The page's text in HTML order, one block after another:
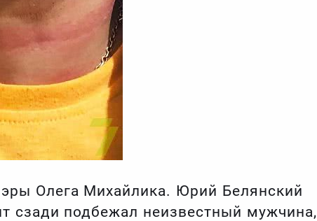
Олега Михайлика. Юрий Белянский
сзади подбежал неизвестный мужчина,